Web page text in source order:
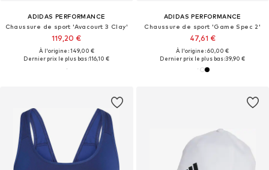
ADIDAS PERFORMANCE
Chaussure de sport 'Avacourt 3 Clay'
119,20 €
À l'origine : 149,00 €
Dernier prix le plus bas :116,10 €
ADIDAS PERFORMANCE
Chaussure de sport 'Game Spec 2'
47,61 €
À l'origine : 60,00 €
Dernier prix le plus bas :39,90 €